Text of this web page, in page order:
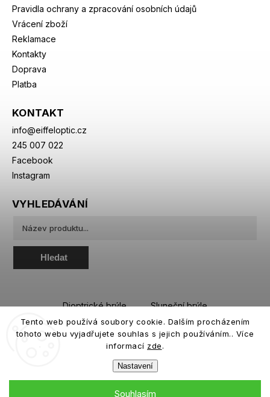
Tento web používá soubory cookie. Dalším procházením
tohoto webu vyjadřujete souhlas s jejich používáním.. Více
informací zde.
Nastavení
Souhlasím
Pravidla ochrany a zpracování osobních údajů
Vrácení zboží
Reklamace
Kontakty
Doprava
Platba
KONTAKT
info@eiffeloptic.cz
245 007 022
Facebook
Instagram
VYHLEDÁVÁNÍ
Hledat
Dioptrické brýle
Sluneční brýle
Sportovní brýle
Kontaktní čočky
Roztoky a oční kapky